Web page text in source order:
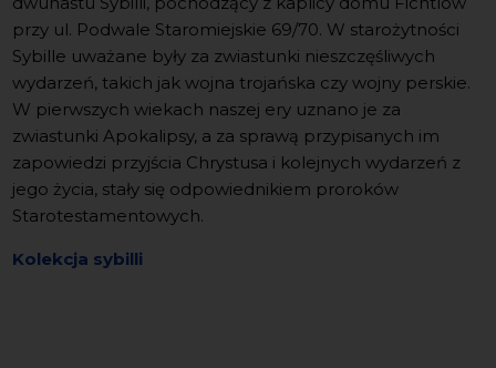
przy ul. Podwale Staromiejskie 69/70. W starożytności
Sybille uważane były za zwiastunki nieszczęśliwych
wydarzeń, takich jak wojna trojańska czy wojny perskie.
W pierwszych wiekach naszej ery uznano je za
zwiastunki Apokalipsy, a za sprawą przypisanych im
zapowiedzi przyjścia Chrystusa i kolejnych wydarzeń z
jego życia, stały się odpowiednikiem proroków
Starotestamentowych.
Kolekcja sybilli